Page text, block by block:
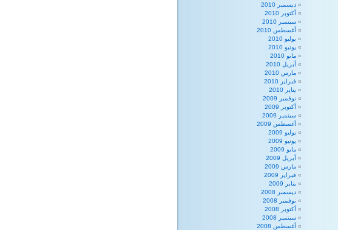
ديسمبر 2010
أكتوبر 2010
سبتمبر 2010
أغسطس 2010
يوليو 2010
يونيو 2010
مايو 2010
أبريل 2010
مارس 2010
فبراير 2010
يناير 2010
نوفمبر 2009
أكتوبر 2009
سبتمبر 2009
أغسطس 2009
يوليو 2009
يونيو 2009
مايو 2009
أبريل 2009
مارس 2009
فبراير 2009
يناير 2009
ديسمبر 2008
نوفمبر 2008
أكتوبر 2008
سبتمبر 2008
أغسطس 2008